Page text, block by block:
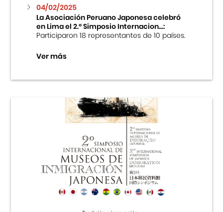
04/02/2025
La Asociación Peruano Japonesa celebró
en Lima el 2.º Simposio Internacion...:
Participaron 18 representantes de 10 países.
Ver más